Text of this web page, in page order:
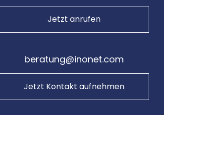
Jetzt anrufen
beratung@inonet.com
Jetzt Kontakt aufnehmen